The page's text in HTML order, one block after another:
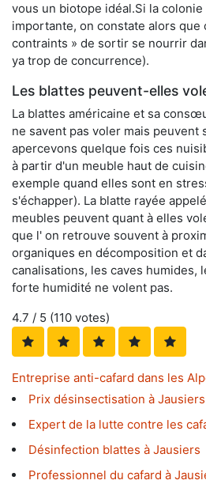
vous un biotope idéal.Si la
importante, on constate alors
contraints » de sortir se nourrir
ya trop de concurrence).
Les blattes peuvent-elles
La blattes américaine et sa
ne savent pas voler mais peuvent
apercevons quelque fois ces
à partir d'un meuble haut de
exemple quand elles sont en
s'échapper). La blatte rayée
meubles peuvent quant à elles
que l' on retrouve souvent à
organiques en décomposition et
canalisations, les caves humides,
forte humidité ne volent pas.
4.7 / 5 (110 votes)
Entreprise anti-cafard dans les
Prix désinsectisation à Jausiers
Expert de la lutte contre les
Désinfection blattes à Jausiers
Professionnel du cafard à